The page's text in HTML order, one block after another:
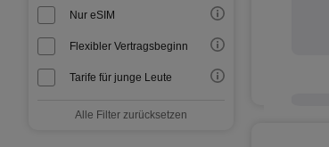
Nur eSIM
Flexibler Vertragsbeginn
Tarife für junge Leute
Alle Filter zurücksetzen